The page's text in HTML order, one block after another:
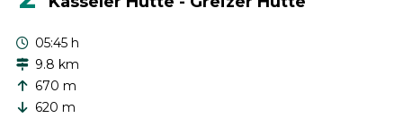
05:45 h
9.8 km
670 m
620 m